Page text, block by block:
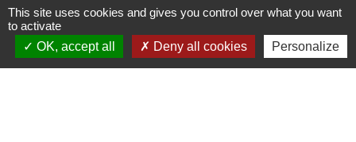
Comment faire si...
This site uses cookies and gives you control over what you want
to activate
OK, accept all
Deny all cookies Personalize